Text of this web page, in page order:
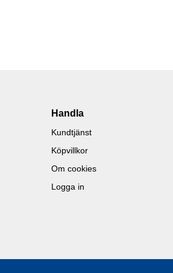
Handla
Kundtjänst
Köpvillkor
Om cookies
Logga in